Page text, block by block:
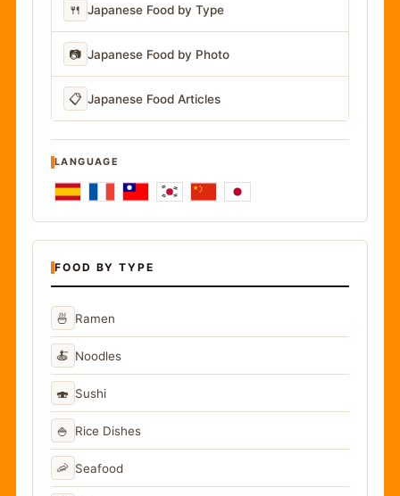
🍴 Japanese Food by Type
📷 Japanese Food by Photo
📋 Japanese Food Articles
LANGUAGE
FOOD BY TYPE
🍜 Ramen
🍝 Noodles
🍣 Sushi
🍚 Rice Dishes
🦐 Seafood